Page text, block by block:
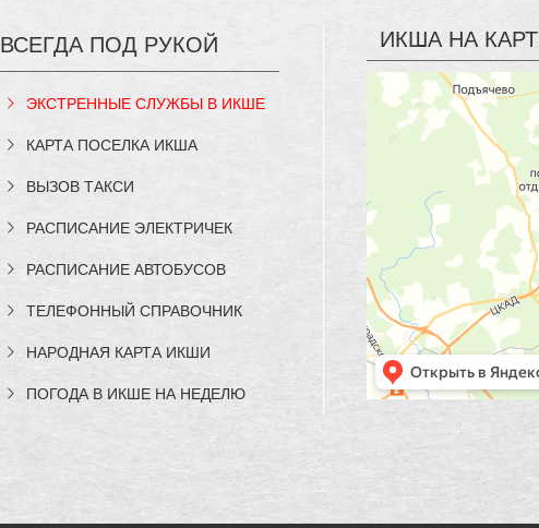
ВСЕГДА ПОД РУКОЙ
ЭКСТРЕННЫЕ СЛУЖБЫ В ИКШЕ
КАРТА ПОСЕЛКА ИКША
ВЫЗОВ ТАКСИ
РАСПИСАНИЕ ЭЛЕКТРИЧЕК
РАСПИСАНИЕ АВТОБУСОВ
ТЕЛЕФОННЫЙ СПРАВОЧНИК
НАРОДНАЯ КАРТА ИКШИ
ПОГОДА В ИКШЕ НА НЕДЕЛЮ
ИКША НА